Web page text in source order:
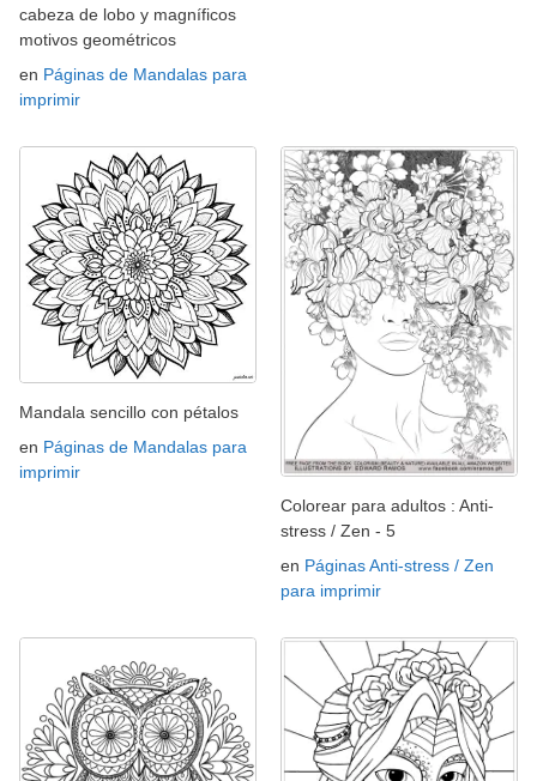
cabeza de lobo y magníficos
motivos geométricos
en Páginas de Mandalas para
imprimir
Mandala sencillo con pétalos
en Páginas de Mandalas para
imprimir
Colorear para adultos : Anti-
stress / Zen - 5
en Páginas Anti-stress / Zen
para imprimir